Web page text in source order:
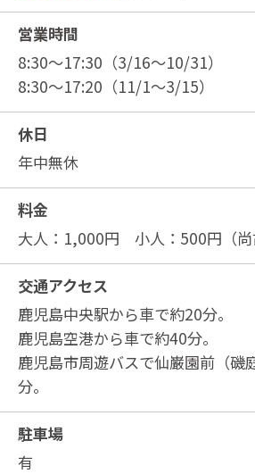
営業時間
8:30～17:30（3/16～10/31）
8:30～17:20（11/1～3/15）
休日
年中無休
料金
大人：1,000円 小人：500円（尚
交通アクセス
鹿児島中央駅から車で約20分。
鹿児島空港から車で約40分。
鹿児島市周遊バスで仙巌園前（磯
分。
駐車場
有